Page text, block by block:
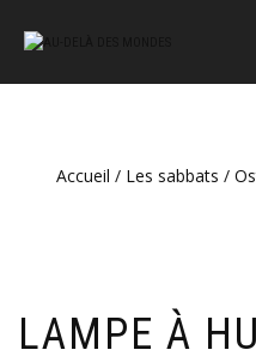
Accueil / Les sabbats /
LAMPE À